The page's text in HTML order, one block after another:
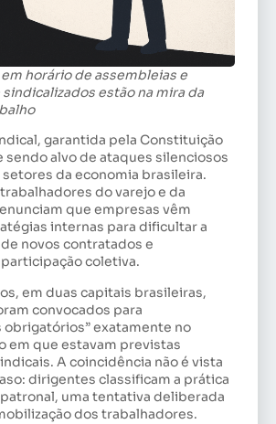
horário de assembleias e
estão na mira da
garantida pela Constituição
sendo alvo de ataques silenciosos
da economia brasileira.
do varejo e da
que empresas vêm
internas para dificultar a
novos contratados e
coletiva.
em duas capitais brasileiras,
convocados para
obrigatórios” exatamente no
em que estavam previstas
A coincidência não é vista
dirigentes classificam a prática
uma tentativa deliberada
dos trabalhadores.